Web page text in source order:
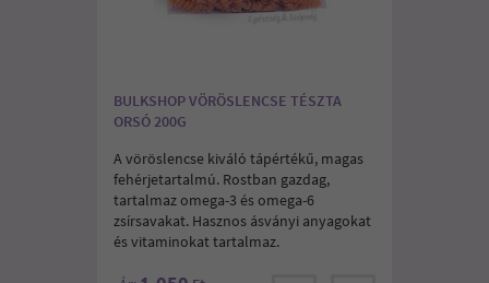
BULKSHOP VÖRÖSLENCSE TÉSZTA
ORSÓ 200G
A vöröslencse kiváló tápértékű, magas
fehérjetartalmú. Rostban gazdag,
tartalmaz omega-3 és omega-6
zsírsavakat. Hasznos ásványi anyagokat
és vitaminokat tartalmaz.